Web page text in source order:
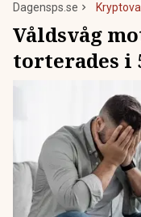
Dagensps.se
Våldsvåg
torterades i